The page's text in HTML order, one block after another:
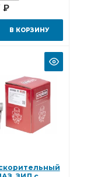
Р
В КОРЗИНУ